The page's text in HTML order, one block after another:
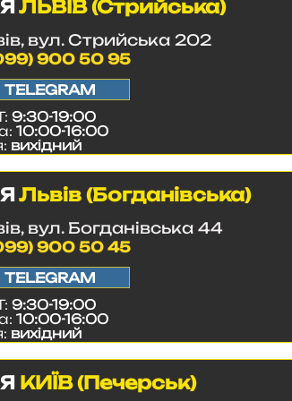
ЛЬВІВ (Стрийська)
вул. Стрийська 202
900 50 95
TELEGRAM
9:30-19:00
10:00-16:00
вихідний
Львів (Богданівська)
вул. Богданівська 44
900 50 45
TELEGRAM
9:30-19:00
10:00-16:00
вихідний
КИЇВ (Печерськ)